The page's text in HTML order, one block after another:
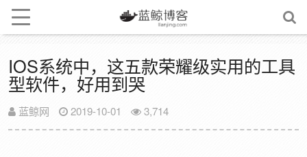
IOS系统中，这五款荣耀级实用的工具
型软件，好用到哭
蓝鲸网 2019-10-01 3,714